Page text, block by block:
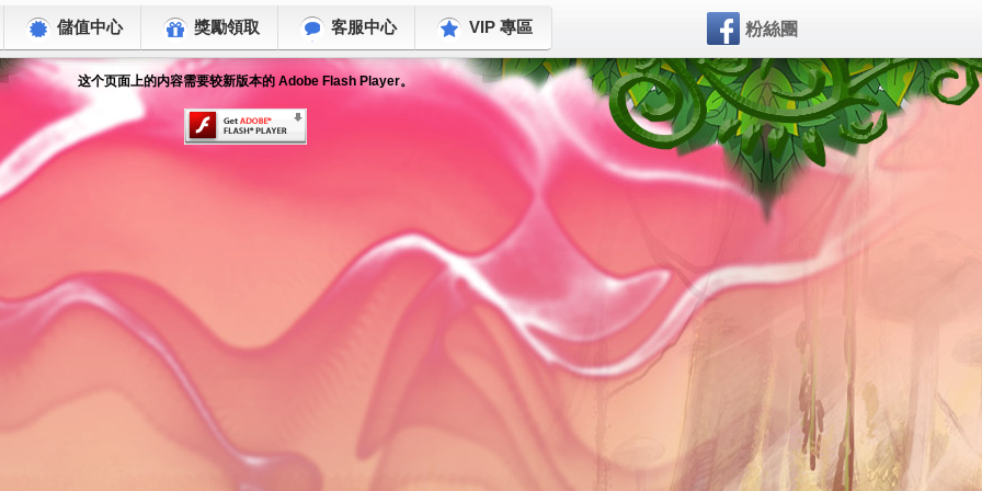
这个页面上的内容需要较新版本的 Adobe Flash Player。
儲值中心 獎勵領取 客服中心 VIP 專區 粉絲團